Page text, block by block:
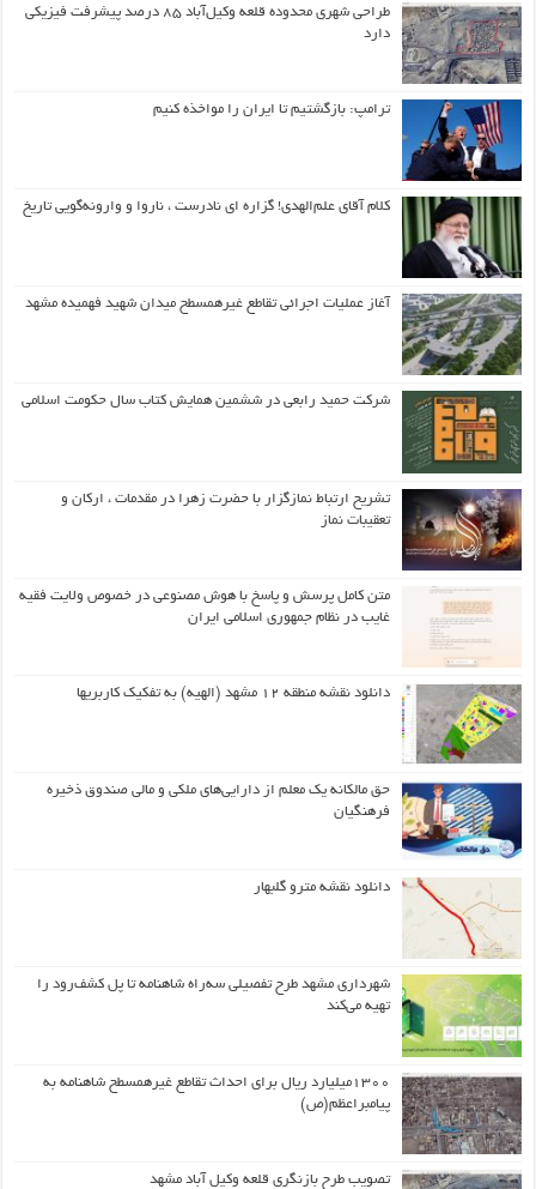
طراحی شهری محدوده قلعه وکیل‌آباد ۸۵ درصد پیشرفت فیزیکی
دارد
ترامپ: بازگشتیم تا ایران را مواخذه کنیم
کلام آقای علم‌الهدی! گزاره ای نادرست ، ناروا و وارونه‌گویی تاریخ
آغاز عملیات اجرائی تقاطع غیرهمسطح میدان شهید فهمیده مشهد
شرکت حمید رابعی در ششمین همایش کتاب سال حکومت اسلامی
تشریح ارتباط نمازگزار با حضرت زهرا در مقدمات ، ارکان و
تعقیبات نماز
متن کامل پرسش و پاسخ با هوش مصنوعی در خصوص ولایت فقیه
غایب در نظام جمهوری اسلامی ایران
دانلود نقشه منطقه ۱۲ مشهد (الهیه) به تفکیک کاربریها
حق مالکانه یک معلم از دارایی‌های ملکی و مالی صندوق ذخیره
فرهنگیان
دانلود نقشه مترو گلبهار
شهرداری مشهد طرح تفصیلی سه‌راه شاهنامه تا پل کشف‌رود را
تهیه می‌کند
۱۳۰۰میلیارد ریال برای احداث تقاطع غیرهمسطح شاهنامه به
پیامبراعظم(ص)
تصویب طرح بازنگری قلعه وکیل آباد مشهد